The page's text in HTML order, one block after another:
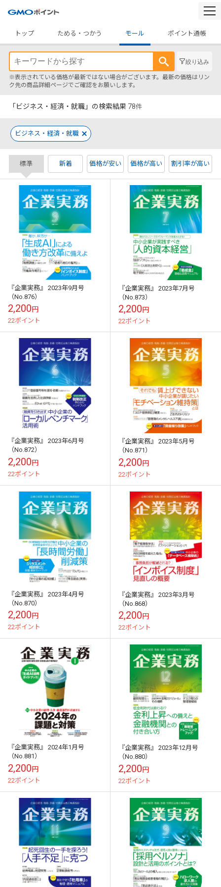
トップ
ためる・つかう モール ポイント通帳
絞り込み
※表示されている価格が最新ではない場合がございます。最新の価格はリン
ク先の商品詳細ページでご確認をお願いします。
「ビジネス・経済・就職」の検索結果 78件
ビジネス・経済・就職
標準 新着 価格が安い 価格が高い 割引率が高い
『企業実務』 2023年9月号
（No.876）
2,200円
22ポイント
『企業実務』 2023年7月号
（No.873）
2,200円
22ポイント
『企業実務』 2023年6月号
（No.872）
2,200円
22ポイント
『企業実務』 2023年5月号
（No.871）
2,200円
22ポイント
『企業実務』 2023年4月号
（No.870）
2,200円
22ポイント
『企業実務』 2023年3月号
（No.868）
2,200円
22ポイント
『企業実務』 2024年1月号
（No.881）
2,200円
22ポイント
『企業実務』 2023年12月号
（No.880）
2,200円
22ポイント